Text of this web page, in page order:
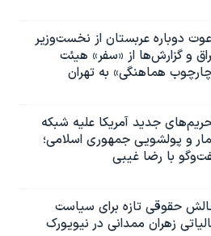
دوباره عربستان از نخست‌وزیر
و گزارش‌ها از «سفر» هیئت
هماهنگی» به تهران
جدید آمریکا علیه شبکه
و پولشویی جمهوری اسلامی؛
با رضا غیبی
حقوقی تازه برای سیاست
زهران ممدانی در نیویورک